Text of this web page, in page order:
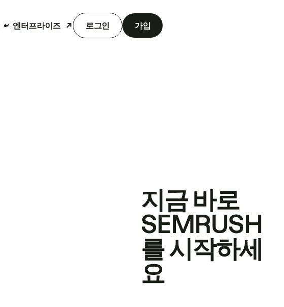
엔터프라이즈 로그인 가입
지금 바로
SEMRUSH
를 시작하세
요